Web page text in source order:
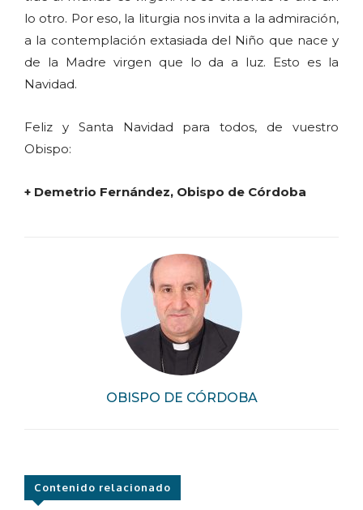
OBISPO DE CÓRDOBA
lo otro. Por eso, la liturgia nos invita a la admiración,
a la contemplación extasiada del Niño que nace y
de la Madre virgen que lo da a luz. Esto es la
Navidad.
Feliz y Santa Navidad para todos, de vuestro
Obispo:
+ Demetrio Fernández, Obispo de Córdoba
Contenido relacionado